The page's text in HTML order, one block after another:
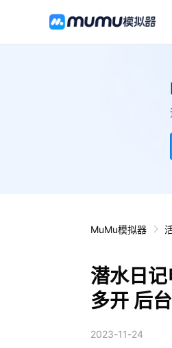
MuMu模拟器
潜水日
多开 后
2023-11-24